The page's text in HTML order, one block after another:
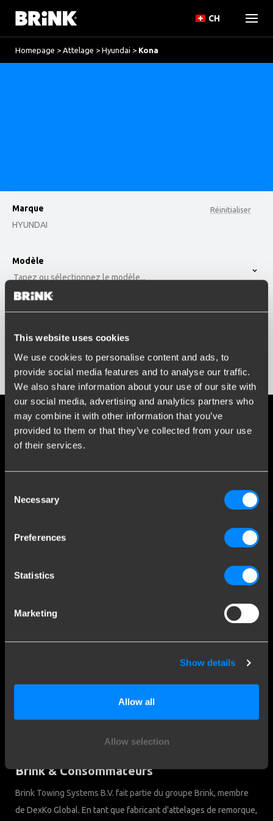
This website uses cookies
We use cookies to personalise content and ads, to
provide social media features and to analyse our traffic.
We also share information about your use of our site with
our social media, advertising and analytics partners who
may combine it with other information that you’ve
provided to them or that they’ve collected from your use
of their services.
Selection
Necessary
Preferences
Statistics
Marketing
Show details
Allow all
Allow selection
CH
Homepage > Attelage > Hyundai > Kona
Réinitialiser
Marque
HYUNDAI
option , selected.
Modèle
Tapez ou sélectionnez le modèle...
Année d'immatriculation
Afficher les résultats
Réseaux sociaux
Restez informé de nos derniers développements.
Plus de 120 ans d'expertise
Depuis 1903, Brink est passé d'une petite forge à une
Service Clients
Privacy Downloads
51450 Bétheny
Chambre du Commerce:
05058752
Brink & Consommateurs
Brink Towing Systems B.V. fait partie du groupe Brink, membre
de DexKo Global. En tant que fabricant d'attelages de remorque,